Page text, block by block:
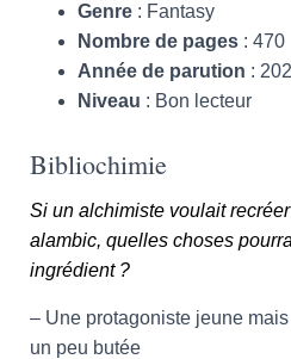
Genre : Fantasy
Nombre de pages : 470
Année de parution :
Niveau : Bon lecteur
Bibliochimie
Si un alchimiste voulait
alambic, quelles choses
ingrédient ?
– Une protagoniste jeune
un peu butée